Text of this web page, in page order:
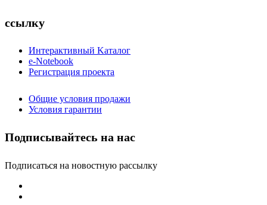
ссылку
Интерактивный Kаталог
e-Notebook
Регистрация проекта
Общие условия продажи
Условия гарантии
Подписывайтесь на нас
Подписаться на новостную рассылку